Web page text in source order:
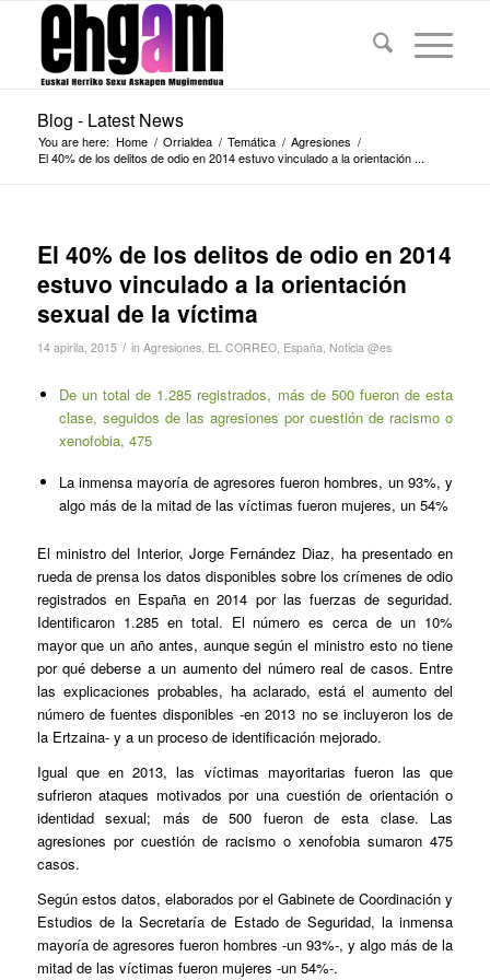
Blog - Latest News
You are here: Home / Orrialdea / Temática / Agresiones /
El 40% de los delitos de odio en 2014 estuvo vinculado a la orientación ...
El 40% de los delitos de odio en 2014
estuvo vinculado a la orientación
sexual de la víctima
14 apirila, 2015 / in Agresiones, EL CORREO, España, Noticia @es
De un total de 1.285 registrados, más de 500 fueron de esta
clase, seguidos de las agresiones por cuestión de racismo o
xenofobia, 475
La inmensa mayoría de agresores fueron hombres, un 93%, y
algo más de la mitad de las víctimas fueron mujeres, un 54%
El ministro del Interior, Jorge Fernández Diaz, ha presentado en
rueda de prensa los datos disponibles sobre los crímenes de odio
registrados en España en 2014 por las fuerzas de seguridad.
Identificaron 1.285 en total. El número es cerca de un 10%
mayor que un año antes, aunque según el ministro esto no tiene
por qué deberse a un aumento del número real de casos. Entre
las explicaciones probables, ha aclarado, está el aumento del
número de fuentes disponibles -en 2013 no se incluyeron los de
la Ertzaina- y a un proceso de identificación mejorado.
Igual que en 2013, las víctimas mayoritarias fueron las que
sufrieron ataques motivados por una cuestión de orientación o
identidad sexual; más de 500 fueron de esta clase. Las
agresiones por cuestión de racismo o xenofobia sumaron 475
casos.
Según estos datos, elaborados por el Gabinete de Coordinación y
Estudios de la Secretaría de Estado de Seguridad, la inmensa
mayoría de agresores fueron hombres -un 93%-, y algo más de la
mitad de las víctimas fueron mujeres -un 54%-.